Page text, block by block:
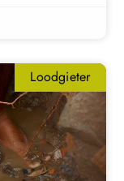
Loodgieter